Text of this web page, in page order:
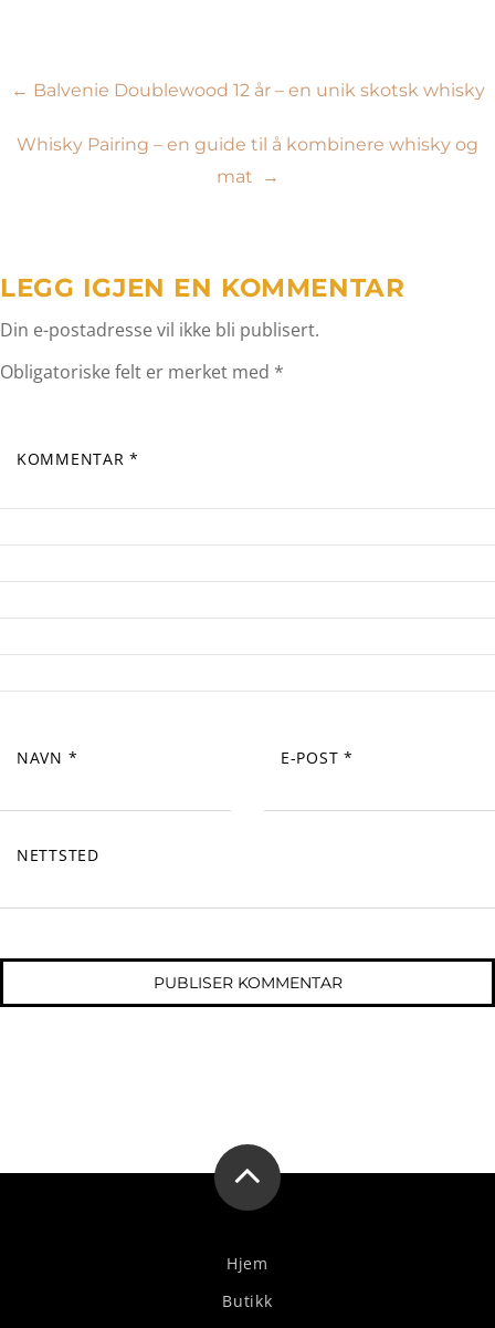
Innleggsnavigasjon
← Balvenie Doublewood 12 år – en unik skotsk whisky
Whisky Pairing – en guide til å kombinere whisky og
mat
→
LEGG IGJEN EN KOMMENTAR
Din e-postadresse vil ikke bli publisert.
Obligatoriske felt er merket med *
KOMMENTAR *
NAVN * E-POST *
NETTSTED
Hjem
Butikk